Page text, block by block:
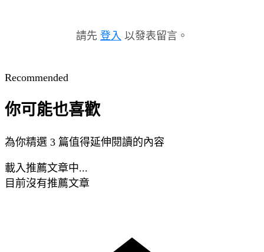
請先 登入 以發表留言。
Recommended
你可能也喜歡
為你精選 3 篇值得延伸閱讀的內容
載入推薦文章中...
目前沒有推薦文章